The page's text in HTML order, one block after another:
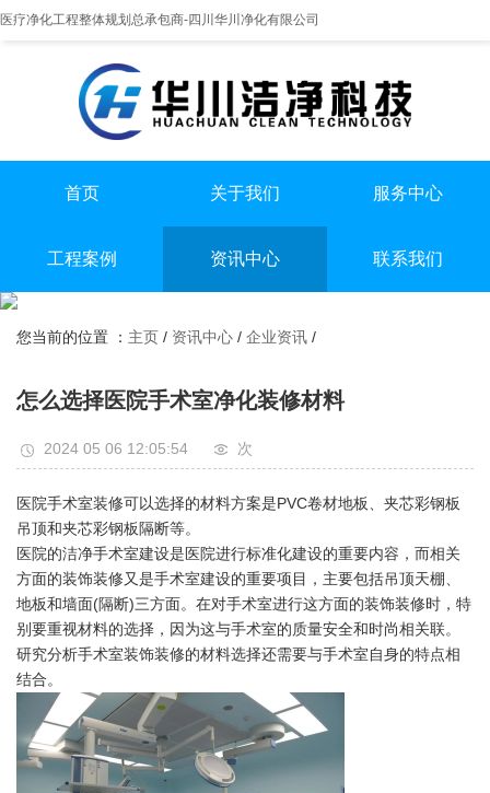
医疗净化工程整体规划总承包商-四川华川净化有限公司
提供实医疗净化整体解决方案
首页 关于我们 服务中心
手术室净化装修
实验室净化装修
工程案例
无尘车间
资讯中心 联系我们
您当前的位置 ： 主页 / 资讯中心 / 企业资讯 /
怎么选择医院手术室净化装修材料
2024 05 06 12:05:54 次
医院手术室装修可以选择的材料方案是PVC卷材地板、夹芯彩钢板
吊顶和夹芯彩钢板隔断等。
医院的洁净手术室建设是医院进行标准化建设的重要内容，而相关
方面的装饰装修又是手术室建设的重要项目，主要包括吊顶天棚、
地板和墙面(隔断)三方面。在对手术室进行这方面的装饰装修时，特
别要重视材料的选择，因为这与手术室的质量安全和时尚相关联。
研究分析手术室装饰装修的材料选择还需要与手术室自身的特点相
结合。